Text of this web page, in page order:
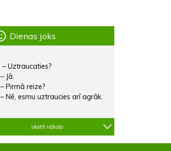
Dienas joks
– Uztraucaties?
– Jā.
– Pirmā reize?
– Nē, esmu uztraucies arī agrāk.
skatīt nākošo